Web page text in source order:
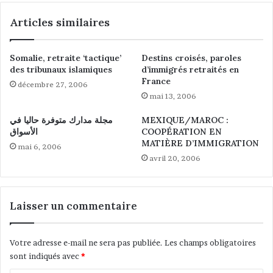
a
f
r
o
a
l
i
r
s
e
E
u
r
a
e
t
e
3
à
1
R
a
f
l
e
Articles similaires
Somalie, retraite ‘tactique’
des tribunaux islamiques
décembre 27, 2006
Destins croisés, paroles
d’immigrés retraités en
France
mai 13, 2006
مجلة مدارك متوفرة حاليا في
الأسواق
mai 6, 2006
MEXIQUE/MAROC :
COOPÉRATION EN
MATIÈRE D’IMMIGRATION
avril 20, 2006
Laisser un commentaire
Votre adresse e-mail ne sera pas publiée. Les champs obligatoires
sont indiqués avec*